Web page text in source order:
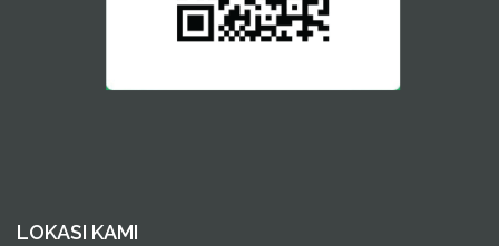
LOKASI KAMI